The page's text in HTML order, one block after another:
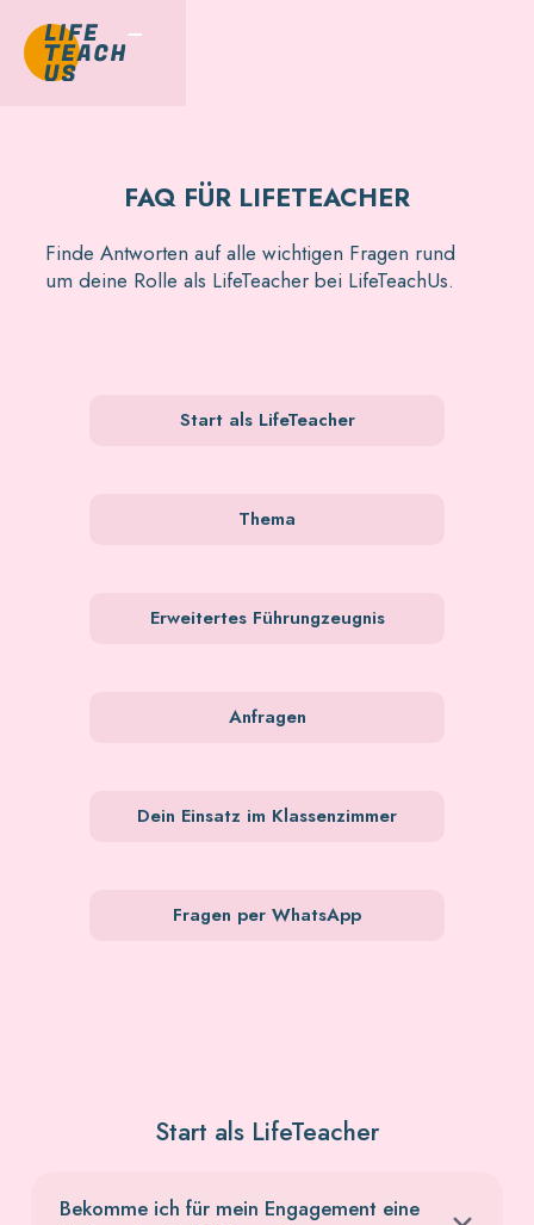
FAQ FÜR LIFETEACHER
Finde Antworten auf alle wichtigen Fragen rund
um deine Rolle als LifeTeacher bei LifeTeachUs.
Start als LifeTeacher
Thema
Erweitertes Führungzeugnis
Anfragen
Dein Einsatz im Klassenzimmer
Fragen per WhatsApp
Start als LifeTeacher
Bekomme ich für mein Engagement eine